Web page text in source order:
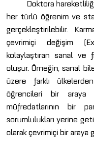
Doktora hareketliliği
her türlü öğrenim ve
gerçekleştirilebilir.
çevrimiçi değişim
kolaylaştıran sanal ve
oluşur. Örneğin, sanal
üzere farklı
öğrencileri bir araya
müfredatlarının bir
sorumlulukları yerine
olarak çevrimiçi bir araya